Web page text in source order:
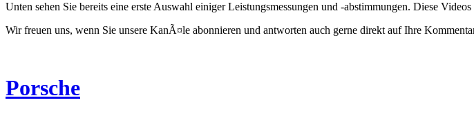
Unten sehen Sie bereits eine erste Auswahl einiger Leistungsmessungen und -abstimmungen. Diese
Wir freuen uns, wenn Sie unsere KanÃ¤le abonnieren und antworten auch gerne direkt auf Ihre
Porsche